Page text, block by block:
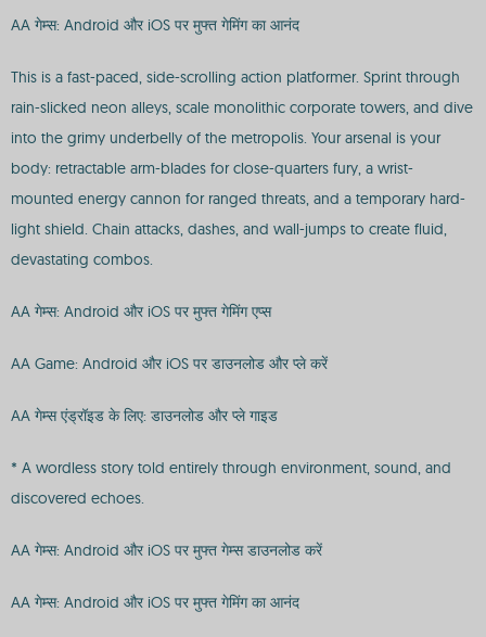
AA गेम्स: Android और iOS पर मुफ्त गेमिंग का आनंद
This is a fast-paced, side-scrolling action platformer. Sprint through
rain-slicked neon alleys, scale monolithic corporate towers, and dive
into the grimy underbelly of the metropolis. Your arsenal is your
body: retractable arm-blades for close-quarters fury, a wrist-
mounted energy cannon for ranged threats, and a temporary hard-
light shield. Chain attacks, dashes, and wall-jumps to create fluid,
devastating combos.
AA गेम्स: Android और iOS पर मुफ्त गेमिंग एप्स
AA Game: Android और iOS पर डाउनलोड और प्ले करें
AA गेम्स एंड्रॉइड के लिए: डाउनलोड और प्ले गाइड
* A wordless story told entirely through environment, sound, and
discovered echoes.
AA गेम्स: Android और iOS पर मुफ्त गेम्स डाउनलोड करें
AA गेम्स: Android और iOS पर मुफ्त गेमिंग का आनंद